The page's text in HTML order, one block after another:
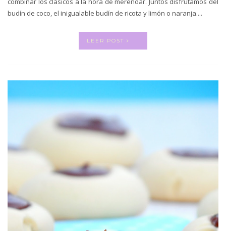
budín de coco, el inigualable budín de ricota y limón o naranja....
LEER POST